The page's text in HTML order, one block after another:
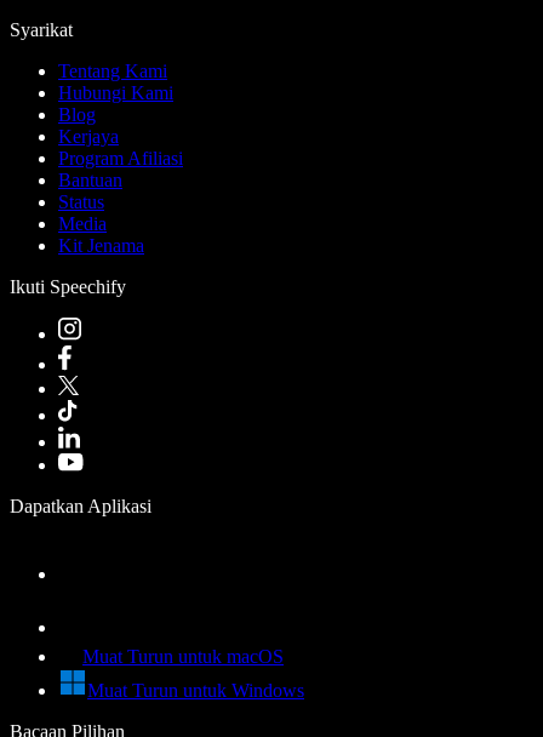
Syarikat
Tentang Kami
Hubungi Kami
Blog
Kerjaya
Program Afiliasi
Bantuan
Status
Media
Kit Jenama
Ikuti Speechify
Dapatkan Aplikasi
Muat Turun untuk macOS
Muat Turun untuk Windows
Bacaan Pilihan